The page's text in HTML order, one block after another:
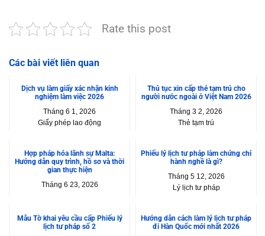
Rate this post
Các bài viết liên quan
Dịch vụ làm giấy xác nhận kinh
nghiệm làm việc 2026
Tháng 6 1, 2026
Giấy phép lao động
Thủ tục xin cấp thẻ tạm trú cho
người nước ngoài ở Việt Nam 2026
Tháng 3 2, 2026
Thẻ tạm trú
Hợp pháp hóa lãnh sự Malta:
Hướng dẫn quy trình, hồ sơ và thời
gian thực hiện
Tháng 6 23, 2026
Phiếu lý lịch tư pháp làm chứng chỉ
hành nghề là gì?
Tháng 5 12, 2026
Lý lịch tư pháp
Mẫu Tờ khai yêu cầu cấp Phiếu lý
lịch tư pháp số 2
Hướng dẫn cách làm lý lịch tư pháp
đi Hàn Quốc mới nhất 2026